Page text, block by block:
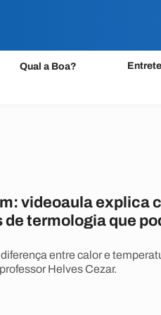
Qual a Boa?
videoaula explica
termologia que
entre calor e
Helves Cezar.